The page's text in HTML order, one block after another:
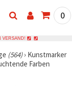
0
VERSAND!
(564)› Kunstmarker
Farben